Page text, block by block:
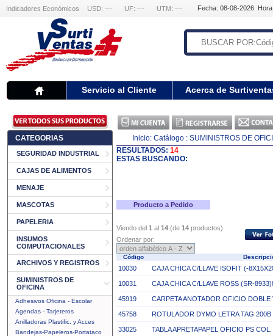
Indicadores Económicos USD: --- UF: --- UTM: --- Fecha: 08-08-2026
Servicio al Cliente Acerca de
CATEGORIAS
SEGURIDAD INDUSTRIAL
CAJAS DE ALIMENTOS
MENAJE
MASCOTAS
PAPELERIA
INSUMOS
COMPUTACIONALES
ARCHIVOS Y REGISTROS
SUMINISTROS DE
OFICINA
Adhesivos Oficina - Escolar
Agendas - Tarjeteros
Anilladoras Plastific. y Acces
Bandejas-Papeleros-Portataco
Inicio: Catálogo : SUMINISTROS DE
RESULTADOS: 14
ESTAS BUSCANDO:
Producto a Pedido
Viendo del 1 al 14 (de 14 productos)
Ordenar por:
Código
10030 CAJA CHICA C/LLAVE ISOFIT (-
10031 CAJA CHICA C/LLAVE ROSS (SR-
45919 CARPETA ANOTADOR OFICIO
45758 ROTULADOR DYMO LETRA TAG 200B
33025 TABLA APRETAPAPEL OFICIO PS